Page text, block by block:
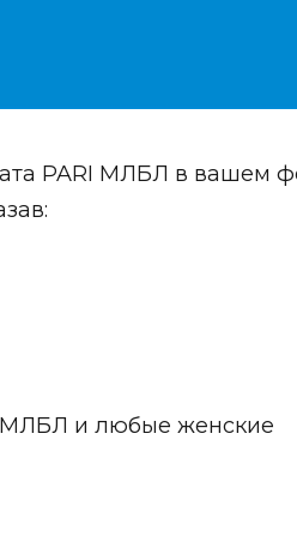
PARI МЛБЛ в вашем
МЛБЛ и любые женские